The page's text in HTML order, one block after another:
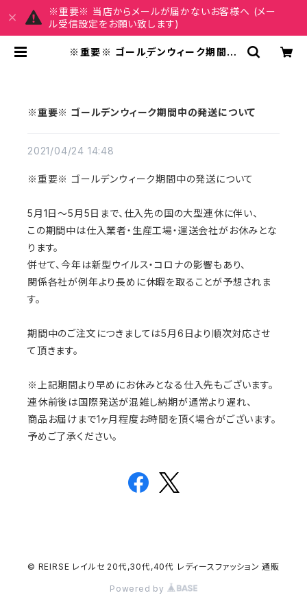
※重要※ 当店からメールが届かないお客様へ (メー
ル受信設定をお願い致します)
※重要※ ゴールデンウィーク期間中
※重要※ ゴールデンウィーク期間中の発送について
2021/04/24 14:48
※重要※ ゴールデンウィーク期間中の発送について
5月1日～5月5日まで、仕入先の国の大型連休に伴い、
この期間中は仕入業者・生産工場・運送会社がお休みとな
ります。
併せて、今年は新型ウイルス・コロナの影響もあり、
関係各社が例年より長めに休暇を取ることが予想されま
す。
期間中のご注文につきましては5月6日より順次対応させ
て頂きます。
※上記期間より早めにお休みとなる仕入先もございます。
連休前後は国際発送が混雑し納期が通常より遅れ、
商品お届けまで1ヶ月程度お時間を頂く場合がございます。
予めご了承ください。
© REIRSE レイルセ 20代,30代,40代 レディースファッション 通販
Powered by